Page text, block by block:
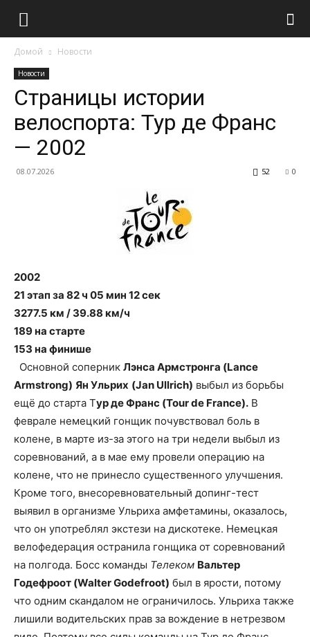
Домой Новости
Новости
Страницы истории
велоспорта: Тур де Франс
— 2002
08.07.2026 0
52
2002
21 этап за 82 ч 05 мин 12 сек
3277.5 км / 39.88 км/ч
189 на старте
153 на финише
Основной соперник Лэнса Армстронга (Lance
Armstrong) Ян Ульрих (Jan Ullrich) выбыл из борьбы
ещё до старта Тур де Франс (Tour de France). В
феврале немецкий гонщик почувствовал боль в
колене, в марте из-за этого на три недели выбыл из
соревнований, а в мае ему провели операцию на
колене, что не принесло существенного улучшения.
Кроме того, внесоревновательный допинг-тест
выявил в организме Ульриха амфетамины, оказалось,
что он употреблял экстези на дискотеке. Немецкая
велофедерация остранила гонщика от соревнований
на полгода. Босс команды Телеком Вальтер
Годефроот (Walter Godefroot) был в ярости, потому
что одним скандалом не ограничилось. Ульриха также
лишили водительских прав за вождение в нетрезвом